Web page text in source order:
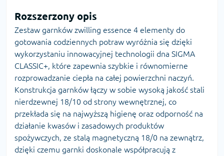
Rozszerzony opis
Zestaw garnków zwilling essence 4 elementy do
gotowania codziennych potraw wyróżnia się dzięki
wykorzystaniu innowacyjnej technologii dna SIGMA
CLASSIC+, które zapewnia szybkie i równomierne
rozprowadzanie ciepła na całej powierzchni naczyń.
Konstrukcja garnków łączy w sobie wysoką jakość stali
nierdzewnej 18/10 od strony wewnętrznej, co
przekłada się na najwyższą higienę oraz odporność na
działanie kwasów i zasadowych produktów
spożywczych, ze stalą magnetyczną 18/0 na zewnątrz,
dzięki czemu garnki doskonale współpracują z